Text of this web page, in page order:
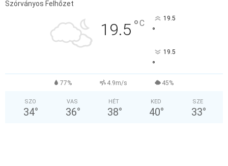
Szórványos Felhőzet
19.5 °C 19.5
°
19.5
°
77% 4.9m/s 45%
SZO
34°
VAS
36°
HÉT
38°
KED
40°
SZE
33°